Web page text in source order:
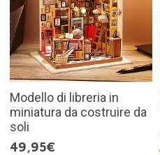
Modello di libreria in
miniatura da costruire da
soli
49,95€